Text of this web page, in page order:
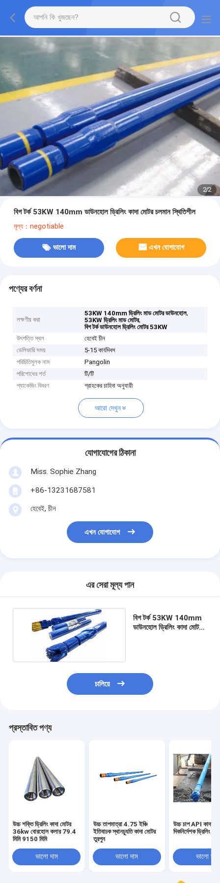
2/2
বিগ টর্ক 53KW 140mm ডাউনহোল ড্রিলিং কাদা মোটর চলমান স্থিতিশীল
মূল্য：negotiable
ভালো দাম এখন যোগাযোগ
পণ্যের বর্ণনা
লক্ষণীয় করা
53KW 140mm ড্রিলিং মাড মোটর ডাউনহোল,
53KW ড্রিলিং মাড মোটর,
বিগ টর্ক ডাউনহোল ড্রিলিং মোটর 53KW
উৎপত্তি স্থল
হেবেই চীন
ডেলিভারি সময়
5-15 কার্যদিবস
পরিচিতিমুলক নাম
Pangolin
পরিশোধের শর্ত
টি/টি
প্যাকেজিং বিবরণ
গ্রাহকের চাহিদা অনুযায়ী
আরো দেখুন
যোগাযোগের ঠিকানা
Miss. Sophie Zhang
+86-13231687581
হেবেই, চীন
এখন যোগাযোগ
এর সেরা মূল্য পান
বিগ টর্ক 53KW 140mm
ডাউনহোল ড্রিলিং কাদা মোটর
চালিয়ে
প্রস্তাবিত পণ্য
উচ্চ শক্তি ড্রিলিং কাদা মোটর
36kw বোরহোল কলার 79.4
মিমি 9150 মিমি
ভালো দাম
উচ্চ তাপমাত্রা 4.75 ইঞ্চি
ইতিবাচক স্থানচ্যুতি কাদা মোটর
তুরপুন
ভালো দাম
উচ্চ চাপ API কাদা
দিকনির্দেশক ড্রিলিং
ভালো দাম